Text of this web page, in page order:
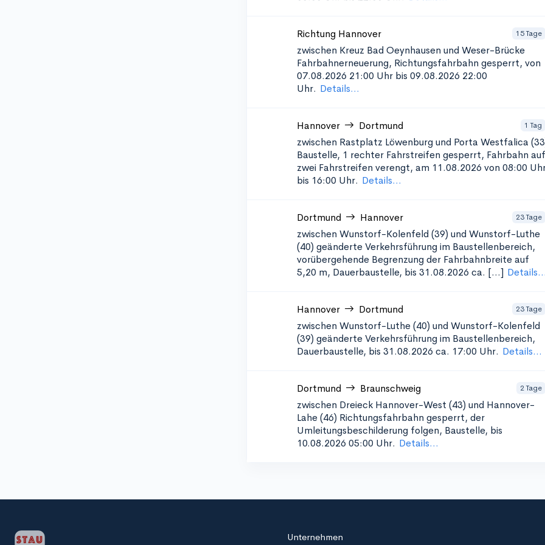
Richtung Hannover 15 Tage
zwischen Kreuz Bad Oeynhausen und Weser-Brücke
Fahrbahnerneuerung, Richtungsfahrbahn gesperrt, von
07.08.2026 21:00 Uhr bis 09.08.2026 22:00
Uhr. Details...
Hannover Dortmund 1 Tag
zwischen Rastplatz Löwenburg und Porta Westfalica
Baustelle, 1 rechter Fahrstreifen gesperrt, Fahrbahn auf
zwei Fahrstreifen verengt, am 11.08.2026 von 08:00
bis 16:00 Uhr. Details...
Dortmund Hannover 23 Tage
zwischen Wunstorf-Kolenfeld (39) und Wunstorf-Luthe
(40) geänderte Verkehrsführung im Baustellenbereich,
vorübergehende Begrenzung der Fahrbahnbreite auf
5,20 m, Dauerbaustelle, bis 31.08.2026 ca. [...] Details...
Hannover Dortmund 23 Tage
zwischen Wunstorf-Luthe (40) und Wunstorf-Kolenfeld
(39) geänderte Verkehrsführung im Baustellenbereich,
Dauerbaustelle, bis 31.08.2026 ca. 17:00 Uhr. Details...
Dortmund Braunschweig 2 Tage
zwischen Dreieck Hannover-West (43) und Hannover-
Lahe (46) Richtungsfahrbahn gesperrt, der
Umleitungsbeschilderung folgen, Baustelle, bis
10.08.2026 05:00 Uhr. Details...
Unternehmen